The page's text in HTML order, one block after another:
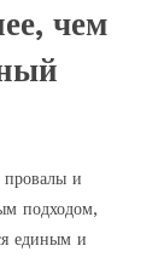
чем
провалы и
подходом,
единым и